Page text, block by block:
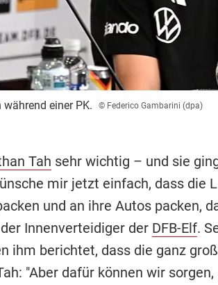
einer PK. © Federico Gambarini (dpa)
Tah sehr wichtig – und sie
mir jetzt einfach, dass die
und an ihre Autos packen,
Innenverteidiger der DFB-Elf.
ihm berichtet, dass die ganz
"Aber dafür können wir